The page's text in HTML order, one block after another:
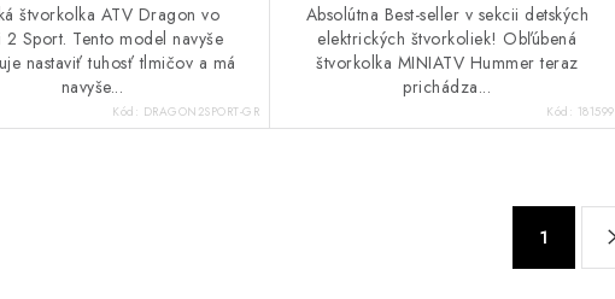
štvorkolka ATV Dragon vo
2 Sport. Tento model navyše
nastaviť tuhosť tlmičov a má
navyše...
Kód: DRAGON2SPORT-GR
Absolútna Best-seller v sekcii detských
elektrických štvorkoliek! Obľúbená
štvorkolka MINIATV Hummer teraz
prichádza...
Kód: 181599
S
1